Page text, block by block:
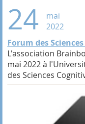
24
mai
2022
Forum des
L'association
mai 2022 à
des Sciences